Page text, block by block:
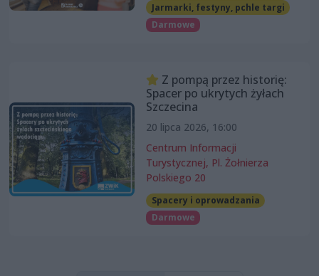
Jarmarki, festyny, pchle targi
Darmowe
Z pompą przez historię:
Spacer po ukrytych żyłach
Szczecina
20 lipca 2026, 16:00
Centrum Informacji
Turystycznej, Pl. Żołnierza
Polskiego 20
Spacery i oprowadzania
Darmowe